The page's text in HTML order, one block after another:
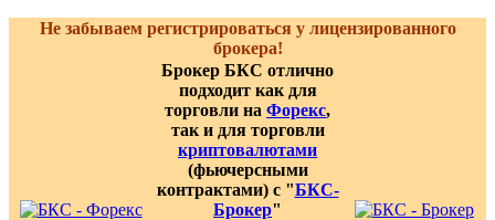
Не забываем регистрироваться у лицензированного
брокера!
Брокер БКС отлично
подходит как для
торговли на Форекс,
так и для торговли
криптовалютами
(фьючерсными
контрактами) с "БКС-
Брокер"